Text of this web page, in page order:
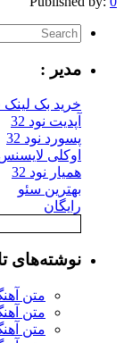
مدیر :
خرید بک لینک
آپدیت نود 32
پسورد نود 32
اوکلی لایسنس
همیار نود 32
بهترین سئو
رایگان
نوشته‌های
متن
متن
متن